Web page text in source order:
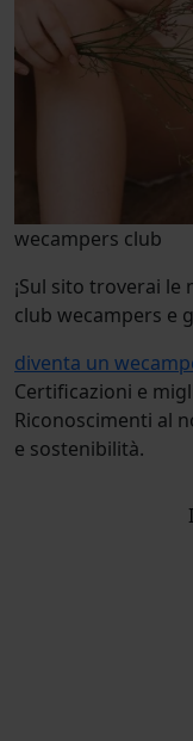
wecampers club
¡Sul sito troverai
club wecampers e
diventa un
Certificazioni e
Riconoscimenti al
e sostenibilità.